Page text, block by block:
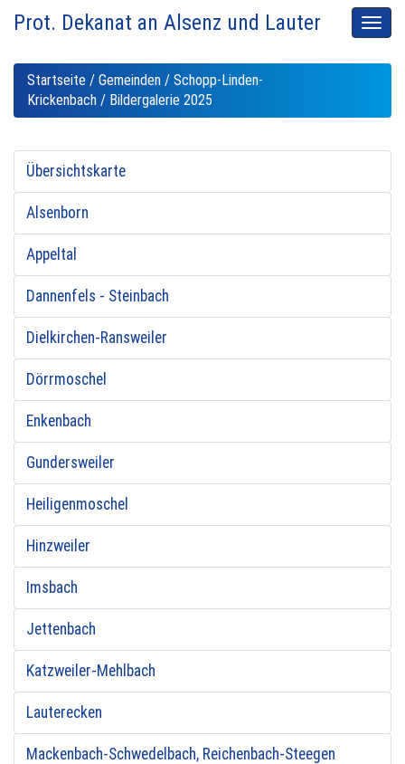
Prot. Dekanat an Alsenz und Lauter
Startseite / Gemeinden / Schopp-Linden-
Krickenbach / Bildergalerie 2025
Übersichtskarte
Alsenborn
Appeltal
Dannenfels - Steinbach
Dielkirchen-Ransweiler
Dörrmoschel
Enkenbach
Gundersweiler
Heiligenmoschel
Hinzweiler
Imsbach
Jettenbach
Katzweiler-Mehlbach
Lauterecken
Mackenbach-Schwedelbach, Reichenbach-Steegen